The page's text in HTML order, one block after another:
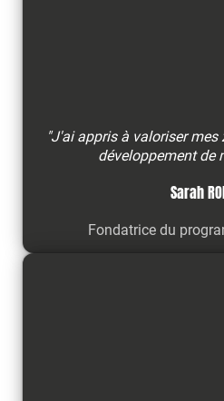
"J'ai appris à valoriser
développement de
Sarah
Fondatrice du